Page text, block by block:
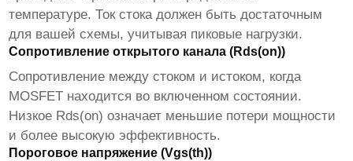
температуре. Ток стока должен быть достаточным
для вашей схемы, учитывая пиковые нагрузки.
Сопротивление открытого канала (Rds(on))
Сопротивление между стоком и истоком, когда
MOSFET находится во включенном состоянии.
Низкое Rds(on) означает меньшие потери мощности
и более высокую эффективность.
Пороговое напряжение (Vgs(th))